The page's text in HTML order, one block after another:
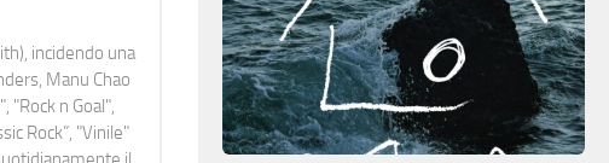
incidendo una
Manu Chao
"Rock n Goal",
Rock”, "Vinile"